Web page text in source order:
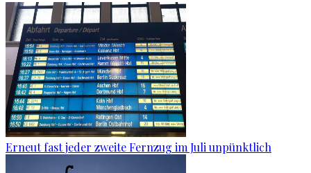
Erneut fast jeder zweite Fernzug im Juli unpünktlich